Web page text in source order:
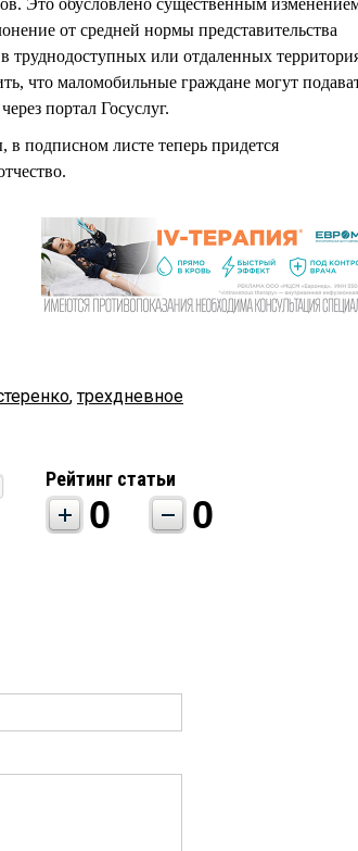
Это обусловлено существенным
от средней нормы представительства
труднодоступных или отдаленных
что маломобильные граждане могут
портал Госуслуг.
подписном листе теперь придется
,трехдневное
Рейтинг статьи
0 0